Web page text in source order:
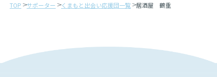
TOP サポーター くまもと出会い応援団一覧 居酒屋 鶴重